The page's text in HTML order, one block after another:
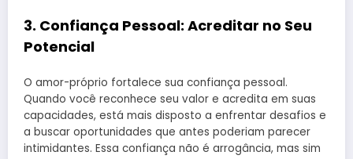
3. Confiança Pessoal: Acreditar no Seu
Potencial
O amor-próprio fortalece sua confiança pessoal.
Quando você reconhece seu valor e acredita em suas
capacidades, está mais disposto a enfrentar desafios e
a buscar oportunidades que antes poderiam parecer
intimidantes. Essa confiança não é arrogância, mas sim